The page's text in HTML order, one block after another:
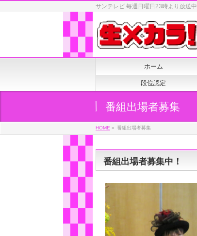
サンテレビ 毎週日曜日23時より放送中
ホーム
段位認定
番組出場者募集
HOME » 番組出場者募集
番組出場者募集中！